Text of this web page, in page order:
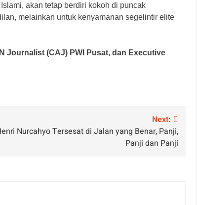
akan tetap berdiri kokoh di puncak
melainkan untuk kenyamanan segelintir elite
Journalist (CAJ) PWI Pusat, dan Executive
Next:
Nurcahyo Tersesat di Jalan yang Benar, Panji,
Panji dan Panji